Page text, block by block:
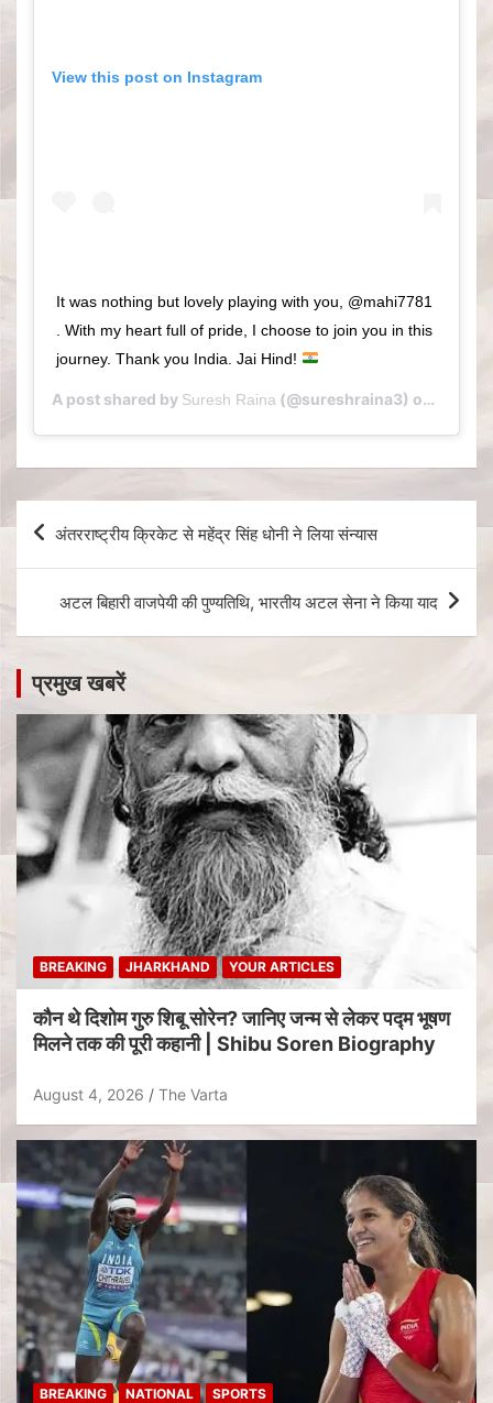
View this post on Instagram
It was nothing but lovely playing with you, @mahi7781
. With my heart full of pride, I choose to join you in this
journey. Thank you India. Jai Hind!
A post shared by Suresh Raina (@sureshraina3) on
अंतरराष्ट्रीय क्रिकेट से महेंद्र सिंह धोनी ने लिया संन्यास
अटल बिहारी वाजपेयी की पुण्यतिथि, भारतीय अटल सेना ने किया याद
प्रमुख खबरें
BREAKING JHARKHAND YOUR ARTICLES
कौन थे दिशोम गुरु शिबू सोरेन? जानिए जन्म से लेकर पद्म भूषण
मिलने तक की पूरी कहानी | Shibu Soren Biography
August 4, 2026 The Varta
BREAKING NATIONAL SPORTS